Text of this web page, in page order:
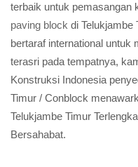
terbaik untuk pemasangan
paving block di Telukjambe
bertaraf international untuk
terasri pada tempatnya,
Konstruksi Indonesia
Timur / Conblock
Telukjambe Timur
Bersahabat.